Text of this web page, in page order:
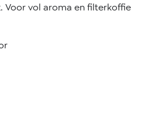
Voor vol aroma en filterkoffie